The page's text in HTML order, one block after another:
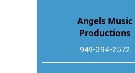
Angels Music
Productions
949-394-2572